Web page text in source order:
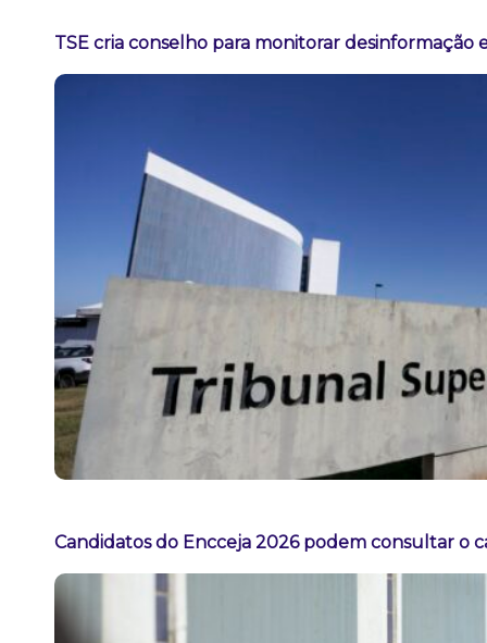
TSE cria conselho para monitorar desinformação
Candidatos do Encceja 2026 podem consultar o